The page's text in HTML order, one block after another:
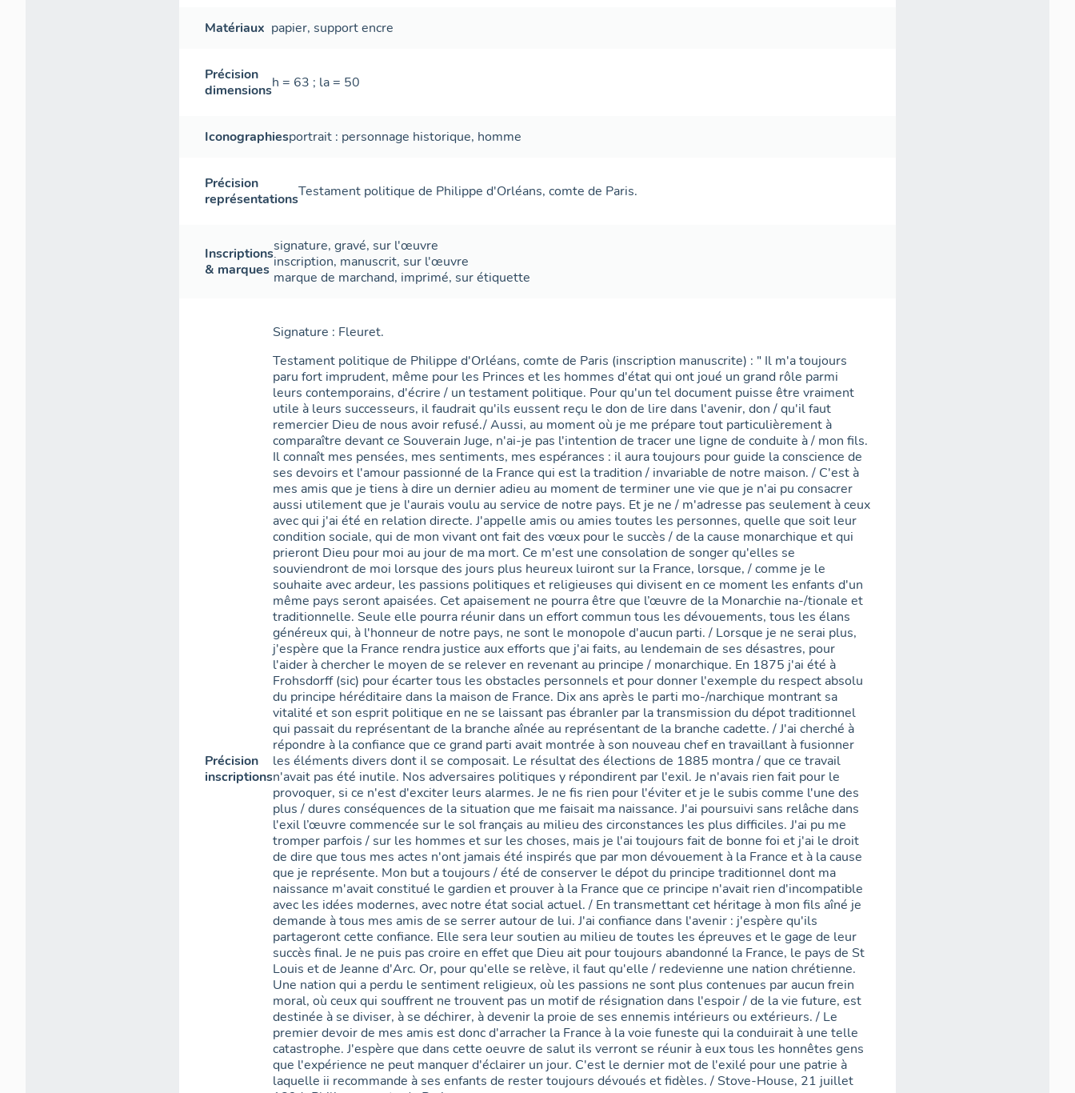
Matériaux papier,supportencre
Précision
dimensionsh = 63 ; la = 50
Iconographiesportrait : personnage historique, homme
Précision
représentationsTestament politique de Philippe d'Orléans, comte de Paris.
Inscriptions
& marques
signature, gravé, sur l'œuvre
inscription, manuscrit, sur l'œuvre
marque de marchand, imprimé, sur étiquette
Précision
inscriptions
Signature : Fleuret.
Testament politique de Philippe d'Orléans, comte de Paris (inscription manuscrite) : " Il m'a toujours
paru fort imprudent, même pour les Princes et les hommes d'état qui ont joué un grand rôle parmi
leurs contemporains, d'écrire / un testament politique. Pour qu'un tel document puisse être vraiment
utile à leurs successeurs, il faudrait qu'ils eussent reçu le don de lire dans l'avenir, don / qu'il faut
remercier Dieu de nous avoir refusé./ Aussi, au moment où je me prépare tout particulièrement à
comparaître devant ce Souverain Juge, n'ai-je pas l'intention de tracer une ligne de conduite à / mon fils.
Il connaît mes pensées, mes sentiments, mes espérances : il aura toujours pour guide la conscience de
ses devoirs et l'amour passionné de la France qui est la tradition / invariable de notre maison. / C'est à
mes amis que je tiens à dire un dernier adieu au moment de terminer une vie que je n'ai pu consacrer
aussi utilement que je l'aurais voulu au service de notre pays. Et je ne / m'adresse pas seulement à ceux
avec qui j'ai été en relation directe. J'appelle amis ou amies toutes les personnes, quelle que soit leur
condition sociale, qui de mon vivant ont fait des vœux pour le succès / de la cause monarchique et qui
prieront Dieu pour moi au jour de ma mort. Ce m'est une consolation de songer qu'elles se
souviendront de moi lorsque des jours plus heureux luiront sur la France, lorsque, / comme je le
souhaite avec ardeur, les passions politiques et religieuses qui divisent en ce moment les enfants d'un
même pays seront apaisées. Cet apaisement ne pourra être que l’œuvre de la Monarchie na-/tionale et
traditionnelle. Seule elle pourra réunir dans un effort commun tous les dévouements, tous les élans
généreux qui, à l'honneur de notre pays, ne sont le monopole d'aucun parti. / Lorsque je ne serai plus,
j'espère que la France rendra justice aux efforts que j'ai faits, au lendemain de ses désastres, pour
l'aider à chercher le moyen de se relever en revenant au principe / monarchique. En 1875 j'ai été à
Frohsdorff (sic) pour écarter tous les obstacles personnels et pour donner l'exemple du respect absolu
du principe héréditaire dans la maison de France. Dix ans après le parti mo-/narchique montrant sa
vitalité et son esprit politique en ne se laissant pas ébranler par la transmission du dépot traditionnel
qui passait du représentant de la branche aînée au représentant de la branche cadette. / J'ai cherché à
répondre à la confiance que ce grand parti avait montrée à son nouveau chef en travaillant à fusionner
les éléments divers dont il se composait. Le résultat des élections de 1885 montra / que ce travail
n'avait pas été inutile. Nos adversaires politiques y répondirent par l'exil. Je n'avais rien fait pour le
provoquer, si ce n'est d'exciter leurs alarmes. Je ne fis rien pour l'éviter et je le subis comme l'une des
plus / dures conséquences de la situation que me faisait ma naissance. J'ai poursuivi sans relâche dans
l'exil l’œuvre commencée sur le sol français au milieu des circonstances les plus difficiles. J'ai pu me
tromper parfois / sur les hommes et sur les choses, mais je l'ai toujours fait de bonne foi et j'ai le droit
de dire que tous mes actes n'ont jamais été inspirés que par mon dévouement à la France et à la cause
que je représente. Mon but a toujours / été de conserver le dépot du principe traditionnel dont ma
naissance m'avait constitué le gardien et prouver à la France que ce principe n'avait rien d'incompatible
avec les idées modernes, avec notre état social actuel. / En transmettant cet héritage à mon fils aîné je
demande à tous mes amis de se serrer autour de lui. J'ai confiance dans l'avenir : j'espère qu'ils
partageront cette confiance. Elle sera leur soutien au milieu de toutes les épreuves et le gage de leur
succès final. Je ne puis pas croire en effet que Dieu ait pour toujours abandonné la France, le pays de St
Louis et de Jeanne d'Arc. Or, pour qu'elle se relève, il faut qu'elle / redevienne une nation chrétienne.
Une nation qui a perdu le sentiment religieux, où les passions ne sont plus contenues par aucun frein
moral, où ceux qui souffrent ne trouvent pas un motif de résignation dans l'espoir / de la vie future, est
destinée à se diviser, à se déchirer, à devenir la proie de ses ennemis intérieurs ou extérieurs. / Le
premier devoir de mes amis est donc d'arracher la France à la voie funeste qui la conduirait à une telle
catastrophe. J'espère que dans cette oeuvre de salut ils verront se réunir à eux tous les honnêtes gens
que l'expérience ne peut manquer d'éclairer un jour. C'est le dernier mot de l'exilé pour une patrie à
laquelle ii recommande à ses enfants de rester toujours dévoués et fidèles. / Stove-House, 21 juillet